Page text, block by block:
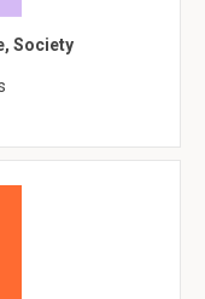
Society